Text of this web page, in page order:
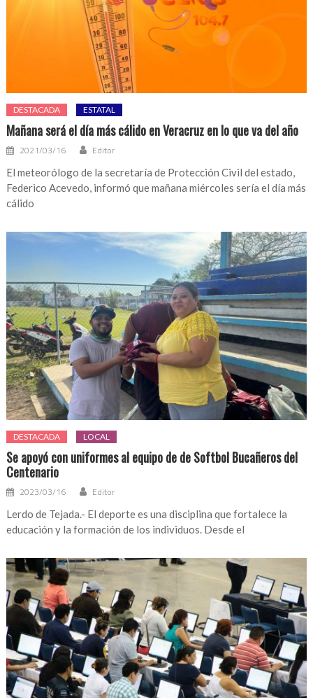
DESTACADA ESTATAL
Mañana será el día más cálido en Veracruz en lo que va del año
2021/03/16 Editor
El meteorólogo de la secretaría de Protección Civil del estado,
Federico Acevedo, informó que mañana miércoles sería el día más
cálido
DESTACADA LOCAL
Se apoyó con uniformes al equipo de de Softbol Bucañeros del
Centenario
2023/03/16 Editor
Lerdo de Tejada.- El deporte es una disciplina que fortalece la
educación y la formación de los individuos. Desde el